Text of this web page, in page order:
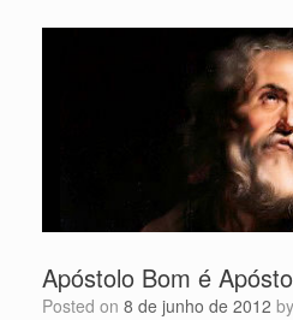
Apóstolo Bom é
Posted on 8 de junho de 2012 by